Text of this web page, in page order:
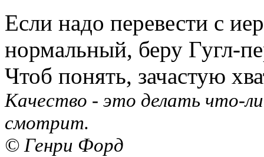
Если надо перевести с
нормальный, беру Гугл-
Чтоб понять, зачастую
Качество - это делать что-
смотрит.
© Генри Форд